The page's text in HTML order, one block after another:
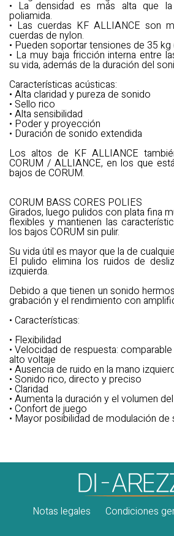
• La densidad es más alta que
poliamida.
• Las cuerdas KF ALLIANCE son
cuerdas de nylon.
• Pueden soportar tensiones de 35 kg
• La muy baja fricción interna entre
su vida, además de la duración del
Características acústicas:
• Alta claridad y pureza de sonido
• Sello rico
• Alta sensibilidad
• Poder y proyección
• Duración de sonido extendida
Los altos de KF ALLIANCE
CORUM / ALLIANCE, en los que
bajos de CORUM.
CORUM BASS CORES POLIES
Girados, luego pulidos con plata fina
flexibles y mantienen las
los bajos CORUM sin pulir.
Su vida útil es mayor que la de
El pulido elimina los ruidos de
izquierda.
Debido a que tienen un sonido
grabación y el rendimiento con
• Características:
• Flexibilidad
• Velocidad de respuesta:
alto voltaje
• Ausencia de ruido en la mano
• Sonido rico, directo y preciso
• Claridad
• Aumenta la duración y el volumen
• Confort de juego
• Mayor posibilidad de modulación
Notas legales Condiciones